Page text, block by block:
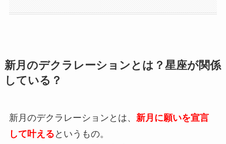
新月のデクラレーションとは？星座が関係
している？
新月のデクラレーションとは、 新月に願いを宣言
して叶える というもの。